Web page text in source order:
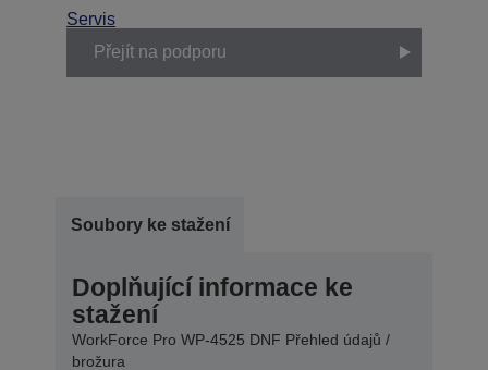
Servis
Přejít na podporu
Soubory ke stažení
Doplňující informace ke
stažení
WorkForce Pro WP-4525 DNF Přehled údajů /
brožura